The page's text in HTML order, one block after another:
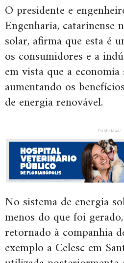
O presidente e
Engenharia, catarinense
solar, afirma que esta é
os consumidores e a
em vista que a
aumentando os
de energia renovável.
Publicidade
No sistema de energia
menos do que foi
retornado à companhia
exemplo a Celesc em